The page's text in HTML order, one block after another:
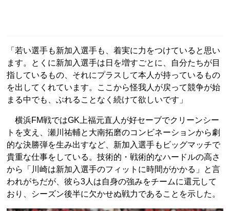
「若い選手も新加入選手も、着実に力をつけていると思い
ます。とくに新加入選手は日を増すごとに、自分たちが目
指しているもの、それにプラスして本人が持っているもの
を出してくれています。ここから怪我人が戻って競争が始
まる中でも、ぶれることなく続けて欲しいです」
横浜FM戦ではGK上福元直人が好セーブでクリーンシー
トを支え、瀬川祐輔と大南拓磨のコンビネーションから劇
的な決勝弾を生み出すなど、新加入選手もビッグマッチで
貴重な仕事をしている。技術的・戦術的なハードルの高さ
から「川崎は新加入選手のフィットに時間がかかる」と言
われがちだが、彼ら3人は自身の強みをチームに還元して
おり、シーズン後半に欠かせぬ戦力であることを示した。